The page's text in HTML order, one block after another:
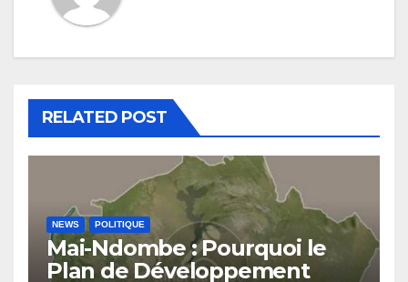
RELATED POST
NEWS POLITIQUE
Mai-Ndombe : Pourquoi le
Plan de Développement